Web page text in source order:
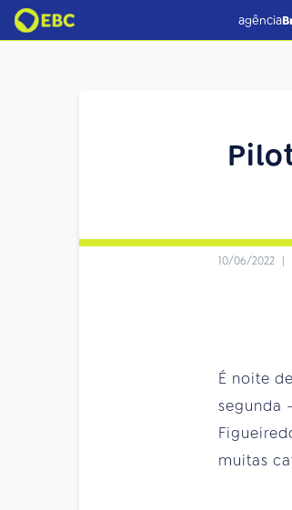
agência
10/06/2022 |
É noite
segunda
muitas